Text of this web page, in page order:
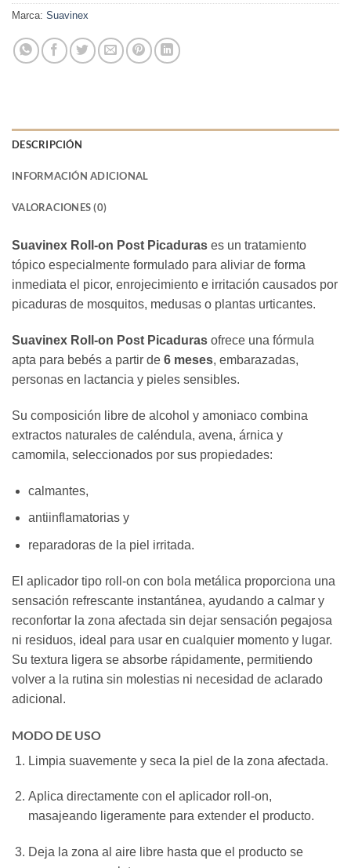
Marca: Suavinex
DESCRIPCIÓN
INFORMACIÓN ADICIONAL
VALORACIONES (0)
Suavinex Roll‑on Post Picaduras es un tratamiento
tópico especialmente formulado para aliviar de forma
inmediata el picor, enrojecimiento e irritación causados por
picaduras de mosquitos, medusas o plantas urticantes.
Suavinex Roll‑on Post Picaduras ofrece una fórmula
apta para bebés a partir de 6 meses, embarazadas,
personas en lactancia y pieles sensibles.
Su composición libre de alcohol y amoniaco combina
extractos naturales de caléndula, avena, árnica y
camomila, seleccionados por sus propiedades:
calmantes,
antiinflamatorias y
reparadoras de la piel irritada.
El aplicador tipo roll-on con bola metálica proporciona una
sensación refrescante instantánea, ayudando a calmar y
reconfortar la zona afectada sin dejar sensación pegajosa
ni residuos, ideal para usar en cualquier momento y lugar.
Su textura ligera se absorbe rápidamente, permitiendo
volver a la rutina sin molestias ni necesidad de aclarado
adicional.
MODO DE USO
Limpia suavemente y seca la piel de la zona afectada.
Aplica directamente con el aplicador roll-on,
masajeando ligeramente para extender el producto.
Deja la zona al aire libre hasta que el producto se